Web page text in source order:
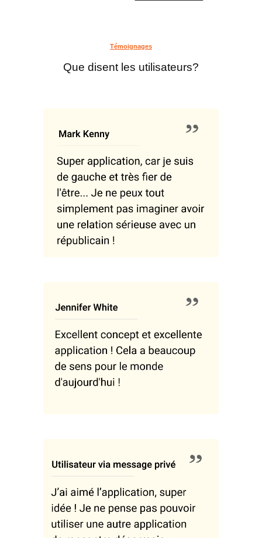
Témoignages
Que disent les utilisateurs?